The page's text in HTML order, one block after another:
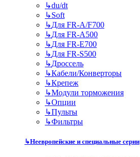
↳du/dt
↳Soft
↳Для FR-A/F700
↳Для FR-A500
↳Для FR-E700
↳Для FR-S500
↳Дроссель
↳Кабели/Конверторы
↳Крепеж
↳Модули торможения
↳Опции
↳Пульты
↳Фильтры
↳Неевропейские и специальные серии